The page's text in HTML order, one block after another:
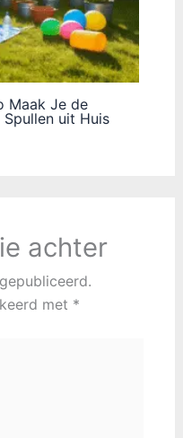
Maak Je de
uit Huis
achter
met *